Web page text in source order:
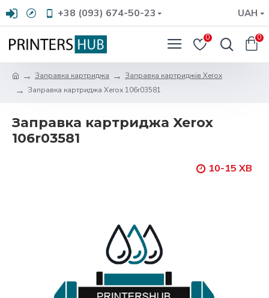
+38 (093) 674-50-23 UAH
0 0
Заправка картриджа
Заправка картриджів Xerox
Заправка картриджа Xerox 106r03581
Заправка картриджа Xerox
106r03581
10-15 ХВ